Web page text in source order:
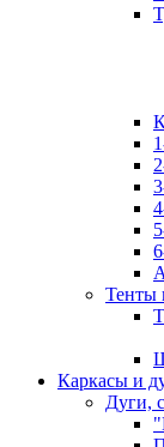
Тенты
Каркасы и
Дуги,